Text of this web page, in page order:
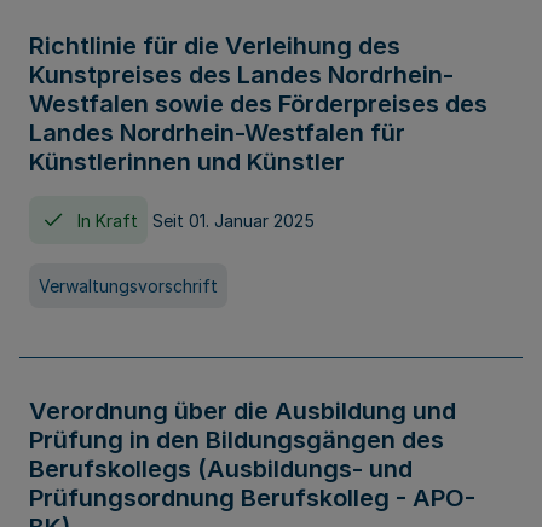
Richtlinie für die Verleihung des
Kunstpreises des Landes Nordrhein-
Westfalen sowie des Förderpreises des
Landes Nordrhein-Westfalen für
Künstlerinnen und Künstler
In Kraft Seit 01. Januar 2025
Verwaltungsvorschrift
Verordnung über die Ausbildung und
Prüfung in den Bildungsgängen des
Berufskollegs (Ausbildungs- und
Prüfungsordnung Berufskolleg - APO-